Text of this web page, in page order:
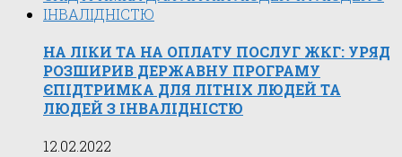
НА ЛІКИ ТА НА ОПЛАТУ ПОСЛУГ ЖКГ: УРЯД
РОЗШИРИВ ДЕРЖАВНУ ПРОГРАМУ
ЄПІДТРИМКА ДЛЯ ЛІТНІХ ЛЮДЕЙ ТА
ЛЮДЕЙ З ІНВАЛІДНІСТЮ
12.02.2022